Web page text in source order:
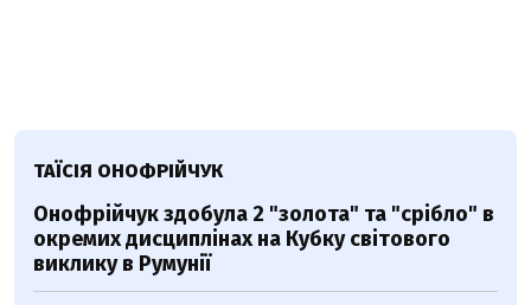
ТАЇСІЯ ОНОФРІЙЧУК
Онофрійчук здобула 2 "золота" та "срібло" в
окремих дисциплінах на Кубку світового
виклику в Румунії